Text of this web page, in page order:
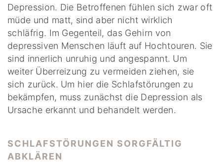
Depression. Die Betroffenen fühlen sich zwar oft
müde und matt, sind aber nicht wirklich
schläfrig. Im Gegenteil, das Gehirn von
depressiven Menschen läuft auf Hochtouren. Sie
sind innerlich unruhig und angespannt. Um
weiter Überreizung zu vermeiden ziehen, sie
sich zurück. Um hier die Schlafstörungen zu
bekämpfen, muss zunächst die Depression als
Ursache erkannt und behandelt werden.
SCHLAFSTÖRUNGEN SORGFÄLTIG
ABKLÄREN